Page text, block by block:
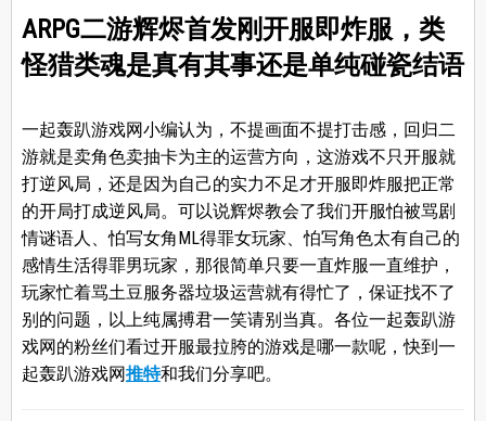
ARPG二游辉烬首发刚开服即炸服，类
怪猎类魂是真有其事还是单纯碰瓷结语
一起轰趴游戏网小编认为，不提画面不提打击感，回归二
游就是卖角色卖抽卡为主的运营方向，这游戏不只开服就
打逆风局，还是因为自己的实力不足才开服即炸服把正常
的开局打成逆风局。可以说辉烬教会了我们开服怕被骂剧
情谜语人、怕写女角ML得罪女玩家、怕写角色太有自己的
感情生活得罪男玩家，那很简单只要一直炸服一直维护，
玩家忙着骂土豆服务器垃圾运营就有得忙了，保证找不了
别的问题，以上纯属搏君一笑请别当真。各位一起轰趴游
戏网的粉丝们看过开服最拉胯的游戏是哪一款呢，快到一
起轰趴游戏网推特和我们分享吧。